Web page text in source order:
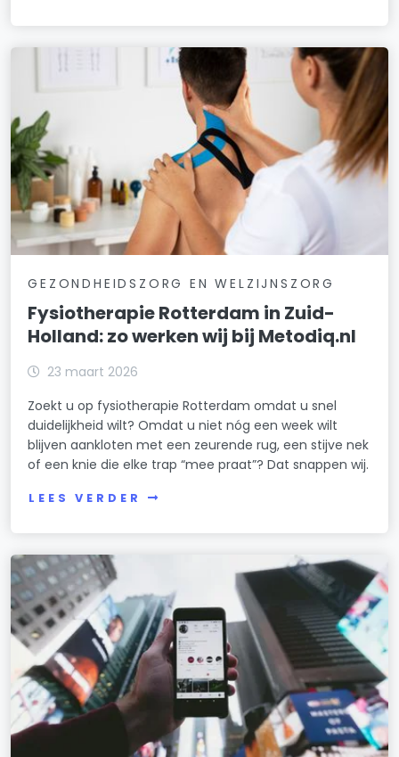
GEZONDHEIDSZORG EN WELZIJNSZORG
Fysiotherapie Rotterdam in Zuid-
Holland: zo werken wij bij Metodiq.nl
23 maart 2026
Zoekt u op fysiotherapie Rotterdam omdat u snel
duidelijkheid wilt? Omdat u niet nóg een week wilt
blijven aankloten met een zeurende rug, een stijve nek
of een knie die elke trap “mee praat”? Dat snappen wij.
LEES VERDER